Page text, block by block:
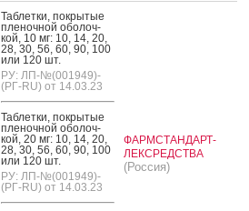
Таб­летки, пок­ры­тые
пле­ноч­ной обо­лоч­
кой, 10 мг: 10, 14, 20,
28, 30, 56, 60, 90, 100
или 120 шт.
РУ: ЛП-№(001949)-
(РГ-RU) от 14.03.23
Таб­летки, пок­ры­тые
пле­ноч­ной обо­лоч­
кой, 20 мг: 10, 14, 20,
28, 30, 56, 60, 90, 100
или 120 шт.
РУ: ЛП-№(001949)-
(РГ-RU) от 14.03.23
ФАРМСТАНДАРТ-
ЛЕКСРЕДСТВА
(Россия)